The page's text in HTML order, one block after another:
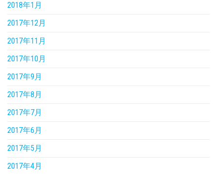
2018年1月
2017年12月
2017年11月
2017年10月
2017年9月
2017年8月
2017年7月
2017年6月
2017年5月
2017年4月